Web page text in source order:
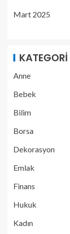
Mart 2025
KATEGORI
Anne
Bebek
Bilim
Borsa
Dekorasyon
Emlak
Finans
Hukuk
Kadın